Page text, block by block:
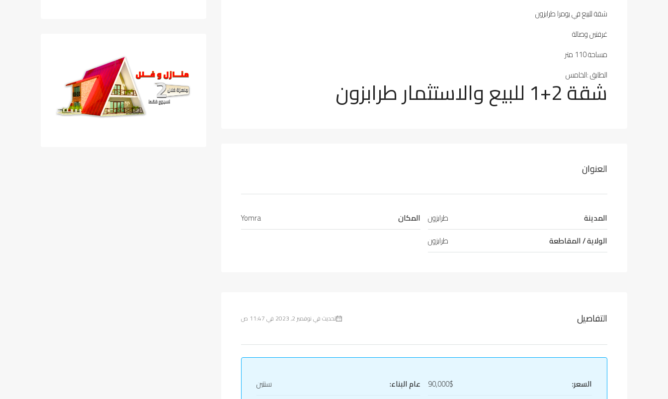
شقة للبيع في يومرا طرابزون
غرفتين وصالة
مساحة 110 متر
الطابق :الخامس
شقة 2+1 للبيع والاستثمار طرابزون
العنوان
المدينة
طرابزون
الولاية / المقاطعة
طرابزون
المكان Yomra
التفاصيل تحديث في نوفمبر 2, 2023 في 11:47 ص
السعر:
90,000$ عام البناء:
سنتين